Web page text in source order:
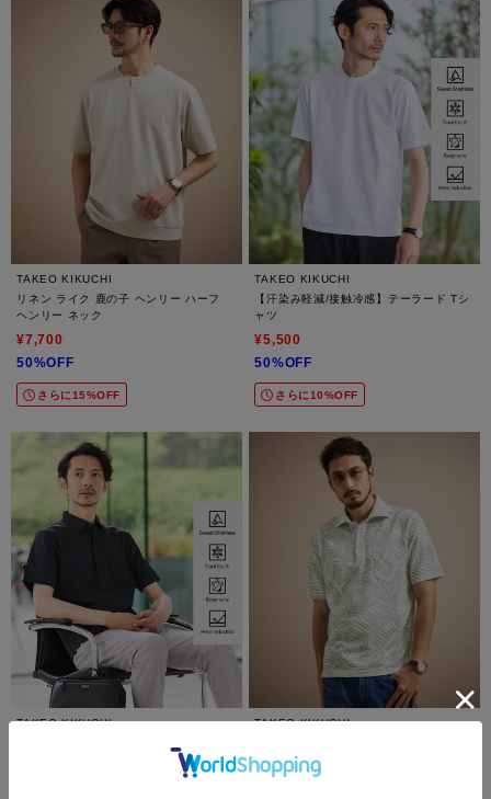
TAKEO KIKUCHI
リネン ライク 鹿の子 ヘンリー ハーフ
ヘンリー ネック
¥7,700
50%OFF
さらに15%OFF
TAKEO KIKUCHI
【汗染み軽減/接触冷感】テーラード Tシ
ャツ
¥5,500
50%OFF
さらに10%OFF
TAKEO KIKUCHI
TAKEO KIKUCHI
¥10,560